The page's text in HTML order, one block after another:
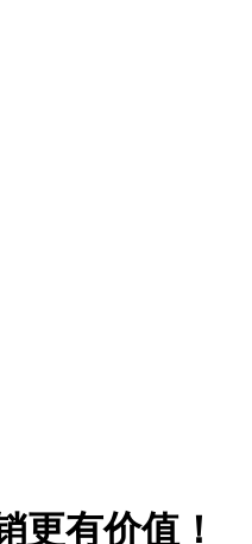
更有价值！